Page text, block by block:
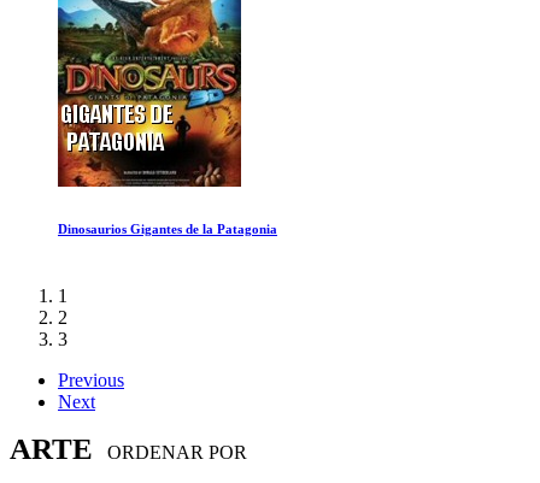
Dinosaurios Gigantes de la Patagonia
1
2
3
Previous
Next
ARTE ORDENAR POR